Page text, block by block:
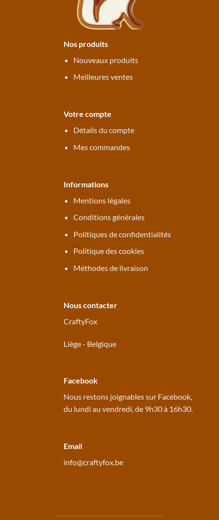
Nos produits
Nouveaux produits
Meilleures ventes
Votre compte
Détails du compte
Mes commandes
Informations
Mentions légales
Conditions générales
Politiques de confidentialités
Politique des cookies
Méthodes de livraison
Nous contacter
CraftyFox
Liège - Belgique
Facebook
Nous restons joignables sur Facebook,
du lundi au vendredi, de 9h30 à 16h30.
Email
info@craftyfox.be